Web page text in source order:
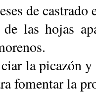
de castrado
las hojas
la picazón y
fomentar la